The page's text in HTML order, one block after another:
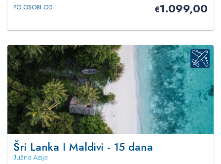
PO OSOBI OD €1.099,00
Šri Lanka I Maldivi - 15 dana
Južna Azija